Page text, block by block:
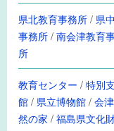
県北教育事務所/ 県
事務所/南会津教育
所
教育センター /特別
館/ 県立博物館/会
然の家 /福島県文化